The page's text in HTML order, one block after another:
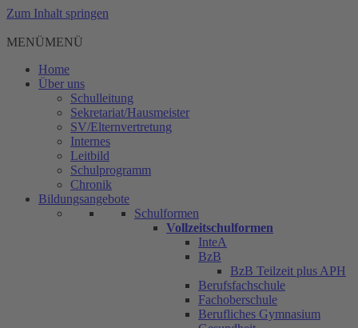
Zum Inhalt springen
MENÜMENÜ
Home
Über uns
Schulleitung
Sekretariat/Hausmeister
SV/Elternvertretung
Internes
Leitbild
Schulprogramm
Chronik
Bildungsangebote
Schulformen
Vollzeitschulformen
InteA
BzB
BzB Teilzeit plus APH
Berufsfachschule
Fachoberschule
Berufliches Gymnasium